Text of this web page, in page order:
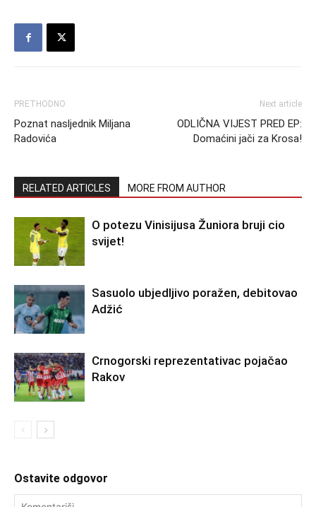
PRETHODNO
Poznat nasljednik Miljana
Radovića
Next article
ODLIČNA VIJEST PRED EP:
Domaćini jači za Krosa!
RELATED ARTICLES MORE FROM AUTHOR
O potezu Vinisijusa Žuniora bruji cio
svijet!
Sasuolo ubjedljivo poražen, debitovao
Adžić
Crnogorski reprezentativac pojačao
Rakov
Ostavite odgovor